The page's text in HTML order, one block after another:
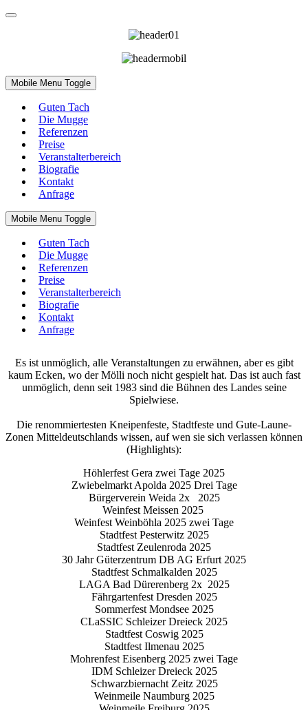
Mobile Menu Toggle
Guten Tach
Die Mugge
Referenzen
Preise
Veranstalterbereich
Biografie
Kontakt
Anfrage
Mobile Menu Toggle
Guten Tach
Die Mugge
Referenzen
Preise
Veranstalterbereich
Biografie
Kontakt
Anfrage
Es ist unmöglich, alle Veranstaltungen zu erwähnen, aber es gibt
kaum Ecken, wo der Mölli noch nicht gespielt hat. Das ist auch fast
unmöglich, denn seit 1983 sind die Bühnen des Landes seine
Spielwiese.
Die renommiertesten Kneipenfeste, Stadtfeste und Gute-Laune-
Zonen Mitteldeutschlands wissen, auf wen sie sich verlassen können
(Highlights):
Höhlerfest Gera zwei Tage 2025
Zwiebelmarkt Apolda 2025 Drei Tage
Bürgerverein Weida 2x 2025
Weinfest Meissen 2025
Weinfest Weinböhla 2025 zwei Tage
Stadtfest Pesterwitz 2025
Stadtfest Zeulenroda 2025
30 Jahr Güterzentrum DB AG Erfurt 2025
Stadtfest Schmalkalden 2025
LAGA Bad Dürerenberg 2x 2025
Fährgartenfest Dresden 2025
Sommerfest Mondsee 2025
CLaSSIC Schleizer Dreieck 2025
Stadtfest Coswig 2025
Stadtfest Ilmenau 2025
Mohrenfest Eisenberg 2025 zwei Tage
IDM Schleizer Dreieck 2025
Schwarzbiernacht Zeitz 2025
Weinmeile Naumburg 2025